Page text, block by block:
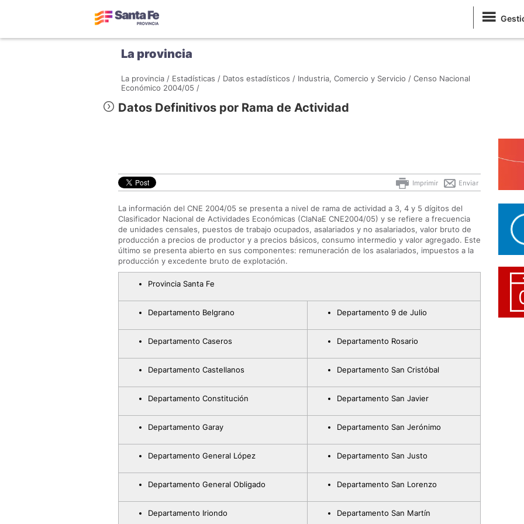
La provincia
La provincia / Estadísticas / Datos estadísticos / Industria, Comercio y Servicio / Censo Nacional
Económico 2004/05 /
Datos Definitivos por Rama de Actividad
Enviar
Imprimir
La información del CNE 2004/05 se presenta a nivel de rama de actividad a 3, 4 y 5 dígitos del
Clasificador Nacional de Actividades Económicas (ClaNaE CNE2004/05) y se refiere a frecuencia
de unidades censales, puestos de trabajo ocupados, asalariados y no asalariados, valor bruto de
producción a precios de productor y a precios básicos, consumo intermedio y valor agregado. Este
último se presenta abierto en sus componentes: remuneración de los asalariados, impuestos a la
producción y excedente bruto de explotación.
Provincia Santa Fe
Departamento Belgrano Departamento 9 de Julio
Departamento Caseros Departamento Rosario
Departamento Castellanos Departamento San Cristóbal
Departamento Constitución Departamento San Javier
Departamento Garay Departamento San Jerónimo
Departamento General López Departamento San Justo
Departamento General Obligado Departamento San Lorenzo
Departamento Iriondo Departamento San Martín